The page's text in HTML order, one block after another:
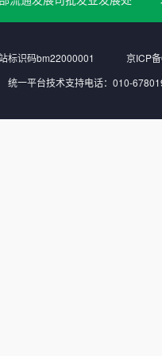
标识码bm22000001
京ICP
统一平台技术支持电话：010-